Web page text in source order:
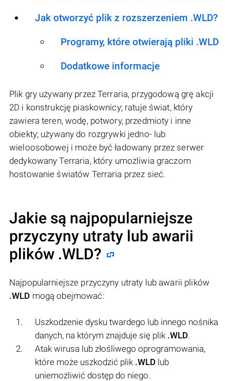
Jak otworzyć plik z rozszerzeniem .WLD?
Programy, które otwierają pliki .WLD
Dodatkowe informacje
Plik gry używany przez Terraria, przygodową grę akcji
2D i konstrukcję piaskownicy; ratuje świat, który
zawiera teren, wodę, potwory, przedmioty i inne
obiekty; używany do rozgrywki jedno- lub
wieloosobowej i może być ładowany przez serwer
dedykowany Terraria, który umożliwia graczom
hostowanie światów Terraria przez sieć.
Jakie są najpopularniejsze
przyczyny utraty lub awarii
plików .WLD?
Najpopularniejsze przyczyny utraty lub awarii plików
.WLD mogą obejmować:
Uszkodzenie dysku twardego lub innego nośnika
danych, na którym znajduje się plik .WLD.
Atak wirusa lub złośliwego oprogramowania,
które może uszkodzić plik .WLD lub
uniemożliwić dostęp do niego.